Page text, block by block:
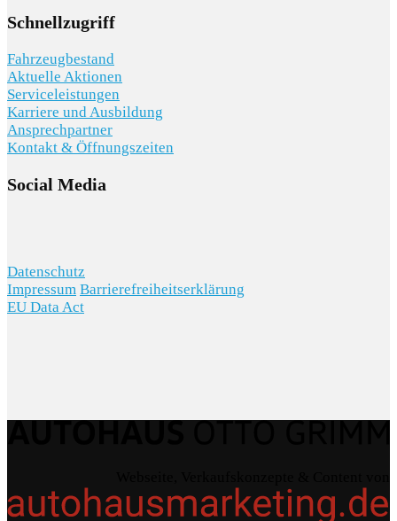
Schnellzugriff
Fahrzeugbestand
Aktuelle Aktionen
Serviceleistungen
Karriere und Ausbildung
Ansprechpartner
Kontakt & Öffnungszeiten
Social Media
Datenschutz
Impressum Barrierefreiheitserklärung
EU Data Act